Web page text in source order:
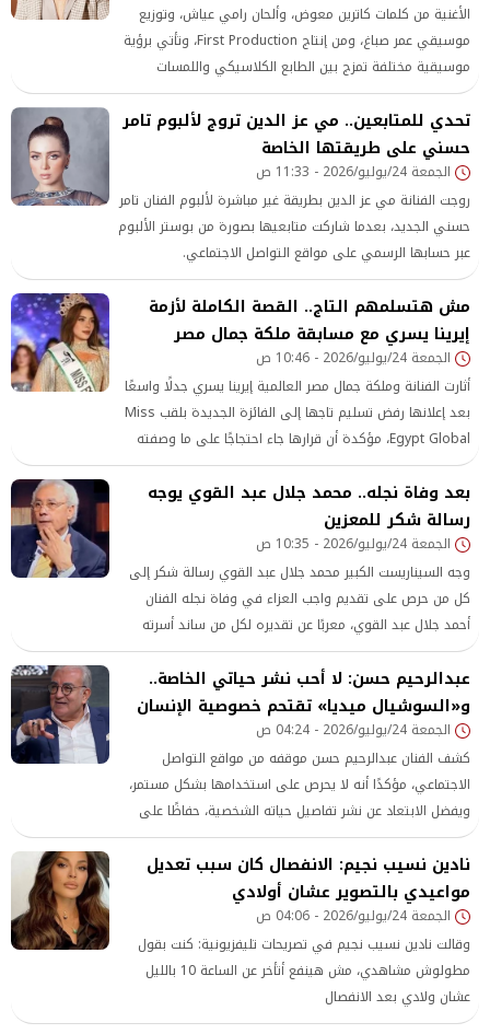
الأغنية من كلمات كاترين معوض، وألحان رامي عياش، وتوزيع
موسيقي عمر صباغ، ومن إنتاج First Production، وتأتي برؤية
موسيقية مختلفة تمزج بين الطابع الكلاسيكي واللمسات
العصرية، في محاولة لتقديم تجربة تحمل هوية خاصة ومميزة
تحدي للمتابعين.. مي عز الدين تروج لألبوم تامر
حسني على طريقتها الخاصة
الجمعة 24/يوليو/2026 - 11:33 ص
روجت الفنانة مي عز الدين بطريقة غير مباشرة لألبوم الفنان تامر
حسني الجديد، بعدما شاركت متابعيها بصورة من بوستر الألبوم
عبر حسابها الرسمي على مواقع التواصل الاجتماعي.
مش هتسلمهم التاج.. القصة الكاملة لأزمة
إيرينا يسري مع مسابقة ملكة جمال مصر
الجمعة 24/يوليو/2026 - 10:46 ص
أثارت الفنانة وملكة جمال مصر العالمية إيرينا يسري جدلًا واسعًا
بعد إعلانها رفض تسليم تاجها إلى الفائزة الجديدة بلقب Miss
Egypt Global، مؤكدة أن قرارها جاء احتجاجًا على ما وصفته
بغياب العدالة والشفافية داخل المسابقة.
بعد وفاة نجله.. محمد جلال عبد القوي يوجه
رسالة شكر للمعزين
الجمعة 24/يوليو/2026 - 10:35 ص
وجه السيناريست الكبير محمد جلال عبد القوي رسالة شكر إلى
كل من حرص على تقديم واجب العزاء في وفاة نجله الفنان
أحمد جلال عبد القوي، معربًا عن تقديره لكل من ساند أسرته
في هذا المصاب.
عبدالرحيم حسن: لا أحب نشر حياتي الخاصة..
و«السوشيال ميديا» تقتحم خصوصية الإنسان
الجمعة 24/يوليو/2026 - 04:24 ص
كشف الفنان عبدالرحيم حسن موقفه من مواقع التواصل
الاجتماعي، مؤكدًا أنه لا يحرص على استخدامها بشكل مستمر،
ويفضل الابتعاد عن نشر تفاصيل حياته الشخصية، حفاظًا على
خصوصيته وخصوصية أسرته.
نادين نسيب نجيم: الانفصال كان سبب تعديل
مواعيدي بالتصوير عشان أولادي
الجمعة 24/يوليو/2026 - 04:06 ص
وقالت نادين نسيب نجيم في تصريحات تليفزيونية: كنت بقول
مطولوش مشاهدي، مش هينفع أتأخر عن الساعة 10 بالليل
عشان ولادي بعد الانفصال